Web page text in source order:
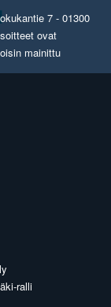
7 - 01300
ovat
mainittu
ralli